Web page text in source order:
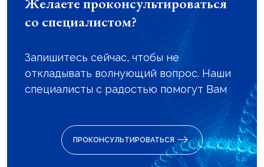
со специалистом?
Запишитесь сейчас, чтобы не
откладывать волнующий вопрос. Наши
специалисты с радостью помогут Вам
ПРОКОНСУЛЬТИРОВАТЬСЯ